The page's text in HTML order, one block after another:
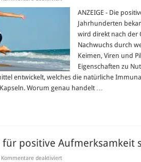
besondere
Immunsystem:
Colostrum
Kapseln
ANZEIGE - Die
Jahrhunderten
wird direkt nach der
Nachwuchs durch
Keimen, Viren und
Eigenschaften zu
entwickelt, welches die natürliche
Worum genau handelt …
für positive Aufmerksamkeit
Kommentare deaktiviertfür